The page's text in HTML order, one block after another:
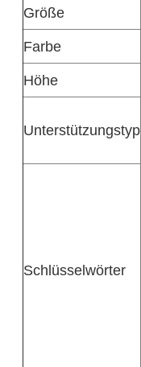
Größe
Farbe
Höhe
Unterstützungstyp
Schlüsselwörter